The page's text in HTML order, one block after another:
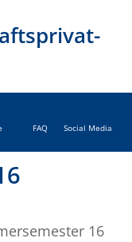
FAQ Social Media
16